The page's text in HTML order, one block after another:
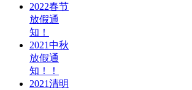
2022春节
放假通
知！
2021中秋
放假通
知！！
2021清明